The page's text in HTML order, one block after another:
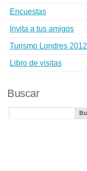
Encuestas
Invita a tus amigos
Turismo Londres 2012
Libro de visitas
Buscar